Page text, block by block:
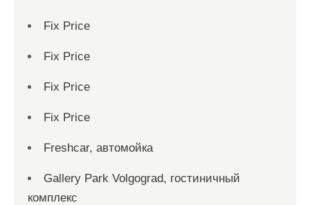
Fix Price
Fix Price
Fix Price
Fix Price
Freshcar, автомойка
Gallery Park Volgograd, гостиничный
комплекс